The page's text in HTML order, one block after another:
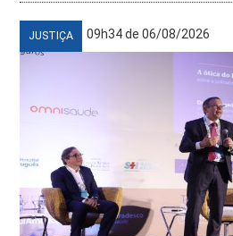
JUSTIÇA 09h34 de 06/08/2026